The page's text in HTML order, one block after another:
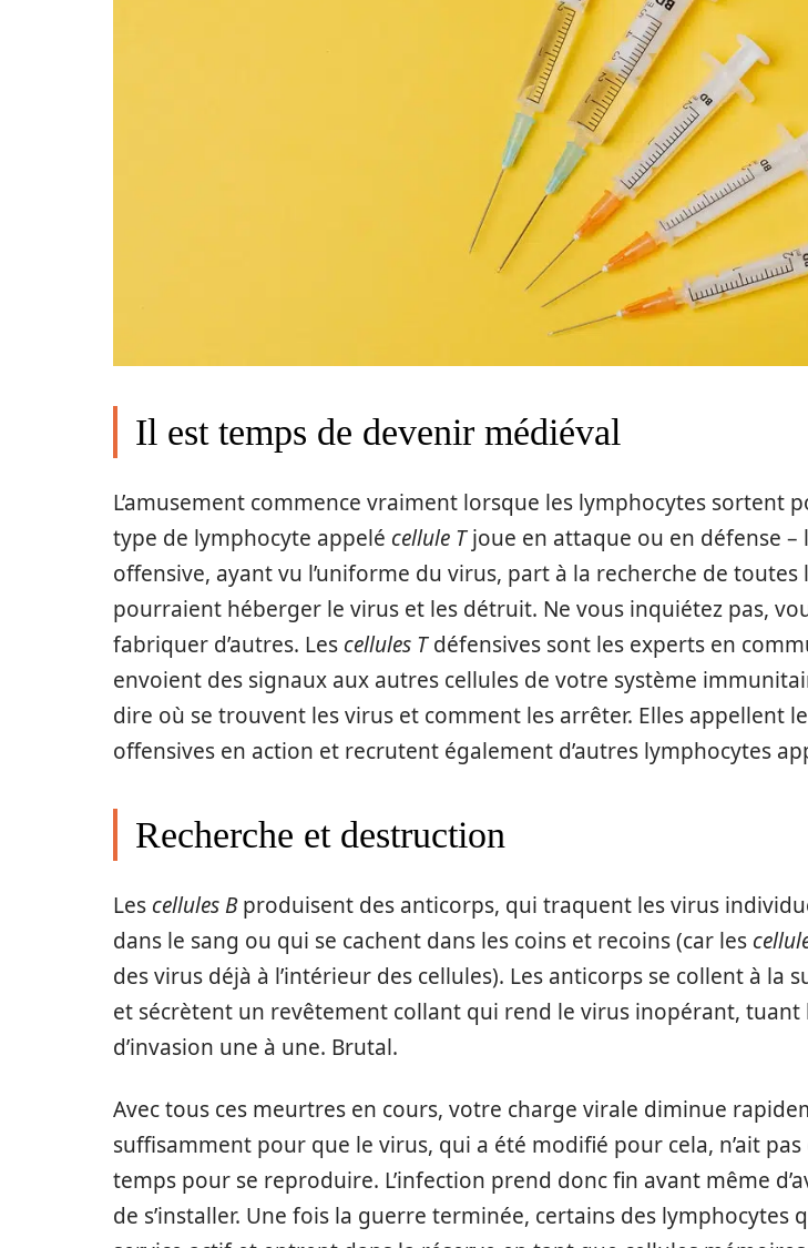
Il est temps de devenir médiéval
L’amusement commence vraiment lorsque les lymphocytes sortent
type de lymphocyte appelé cellule Tjoue en attaque ou en défense –
offensive, ayant vu l’uniforme du virus, part à la recherche de toutes
pourraient héberger le virus et les détruit. Ne vous inquiétez pas,
fabriquer d’autres. Les cellules Tdéfensives sont les experts en
envoient des signaux aux autres cellules de votre système
dire où se trouvent les virus et comment les arrêter. Elles appellent
offensives en action et recrutent également d’autres lymphocytes
Recherche et destruction
Les cellules Bproduisent des anticorps, qui traquent les virus
dans le sang ou qui se cachent dans les coins et recoins (car les
des virus déjà à l’intérieur des cellules). Les anticorps se collent à la
et sécrètent un revêtement collant qui rend le virus inopérant, tuant
d’invasion une à une. Brutal.
Avec tous ces meurtres en cours, votre charge virale diminue
suffisamment pour que le virus, qui a été modifié pour cela, n’ait
temps pour se reproduire. L’infection prend donc fin avant même
de s’installer. Une fois la guerre terminée, certains des lymphocytes